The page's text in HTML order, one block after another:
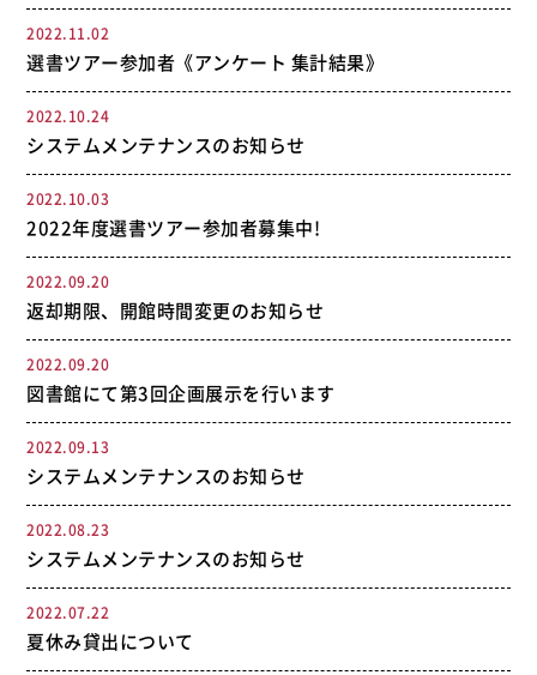
2022.11.02
選書ツアー参加者《アンケート 集計結果》
2022.10.24
システムメンテナンスのお知らせ
2022.10.03
2022年度選書ツアー参加者募集中!
2022.09.20
返却期限、開館時間変更のお知らせ
2022.09.20
図書館にて第3回企画展示を行います
2022.09.13
システムメンテナンスのお知らせ
2022.08.23
システムメンテナンスのお知らせ
2022.07.22
夏休み貸出について